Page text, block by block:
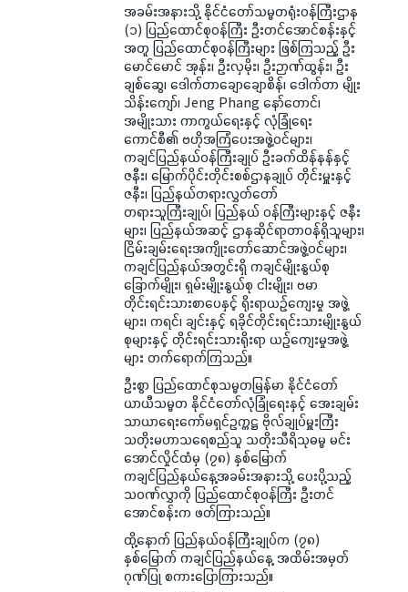
အခမ်းအနားသို့ နိုင်ငံတော်သမ္မတရုံးဝန်ကြီးဌာန
(၁) ပြည်ထောင်စုဝန်ကြီး ဦးတင်အောင်စန်းနှင့်
အတူ ပြည်ထောင်စုဝန်ကြီးများ ဖြစ်ကြသည့် ဦး
မောင်မောင် အုန်း၊ ဦးလှမိုး၊ ဦးဉာဏ်ထွန်း၊ ဦး
ချစ်ဆွေ၊ ဒေါက်တာချောချောစိန်၊ ဒေါက်တာ မျိုး
သိန်းကျော်၊ Jeng Phang နော်တောင်၊
အမျိုးသား ကာကွယ်ရေးနှင့် လုံခြုံရေး
ကောင်စီ၏ ဗဟိုအကြံပေးအဖွဲ့ဝင်များ၊
ကချင်ပြည်နယ်ဝန်ကြီးချုပ် ဦးခက်ထိန်နန်နှင့်
ဇနီး၊ မြောက်ပိုင်းတိုင်းစစ်ဌာနချုပ် တိုင်းမှူးနှင့်
ဇနီး၊ ပြည်နယ်တရားလွှတ်တော်
တရားသူကြီးချုပ်၊ ပြည်နယ် ဝန်ကြီးများနှင့် ဇနီး
များ၊ ပြည်နယ်အဆင့် ဌာနဆိုင်ရာတာဝန်ရှိသူများ၊
ငြိမ်းချမ်းရေးအကျိုးတော်ဆောင်အဖွဲ့ဝင်များ၊
ကချင်ပြည်နယ်အတွင်းရှိ ကချင်မျိုးနွယ်စု
ခြောက်မျိုး၊ ရှမ်းမျိုးနွယ်စု ငါးမျိုး၊ ဗမာ
တိုင်းရင်းသားစာပေနှင့် ရိုးရာယဉ်ကျေးမှု အဖွဲ့
များ၊ ကရင်၊ ချင်းနှင့် ရခိုင်တိုင်းရင်းသားမျိုးနွယ်
စုများနှင့် တိုင်းရင်းသားရိုးရာ ယဉ်ကျေးမှုအဖွဲ့
များ တက်ရောက်ကြသည်။
ဦးစွာ ပြည်ထောင်စုသမ္မတမြန်မာ နိုင်ငံတော်
ယာယီသမ္မတ နိုင်ငံတော်လုံခြုံရေးနှင့် အေးချမ်း
သာယာရေးကော်မရှင်ဥက္ကဋ္ဌ ဗိုလ်ချုပ်မှူးကြီး
သတိုးမဟာသရေစည်သူ သတိုးသီရိသုဓမ္မ မင်း
အောင်လှိုင်ထံမှ (၇၈) နှစ်မြောက်
ကချင်ပြည်နယ်နေ့အခမ်းအနားသို့ ပေးပို့သည့်
သဝဏ်လွှာကို ပြည်ထောင်စုဝန်ကြီး ဦးတင်
အောင်စန်းက ဖတ်ကြားသည်။
ထို့နောက် ပြည်နယ်ဝန်ကြီးချုပ်က (၇၈)
နှစ်မြောက် ကချင်ပြည်နယ်နေ့ အထိမ်းအမှတ်
ဂုဏ်ပြု စကားပြောကြားသည်။